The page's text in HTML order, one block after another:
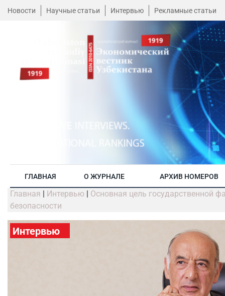
Новости Научные статьи Интервью Рекламные статьи
ГЛАВНАЯ О ЖУРНАЛЕ АРХИВ НОМЕРОВ
Главная | Интервью | Основная цель государственной
безопасности
Интервью